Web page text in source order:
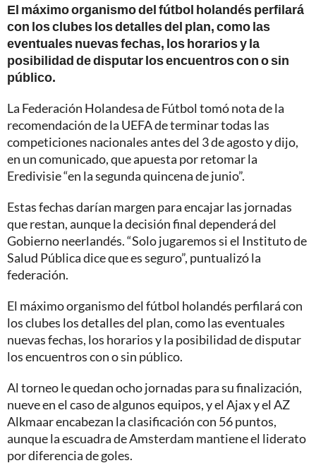
El máximo organismo del fútbol holandés perfilará
con los clubes los detalles del plan, como las
eventuales nuevas fechas, los horarios y la
posibilidad de disputar los encuentros con o sin
público.
La Federación Holandesa de Fútbol tomó nota de la
recomendación de la UEFA de terminar todas las
competiciones nacionales antes del 3 de agosto y dijo,
en un comunicado, que apuesta por retomar la
Eredivisie “en la segunda quincena de junio”.
Estas fechas darían margen para encajar las jornadas
que restan, aunque la decisión final dependerá del
Gobierno neerlandés. “Solo jugaremos si el Instituto de
Salud Pública dice que es seguro”, puntualizó la
federación.
El máximo organismo del fútbol holandés perfilará con
los clubes los detalles del plan, como las eventuales
nuevas fechas, los horarios y la posibilidad de disputar
los encuentros con o sin público.
Al torneo le quedan ocho jornadas para su finalización,
nueve en el caso de algunos equipos, y el Ajax y el AZ
Alkmaar encabezan la clasificación con 56 puntos,
aunque la escuadra de Amsterdam mantiene el liderato
por diferencia de goles.